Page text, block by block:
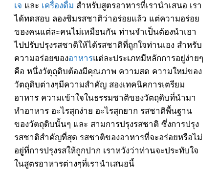
เจ และ เครื่องดื่ม สำหรับสูตรอาหารที่เรานำเสนอ เรา
ได้ทดสอบ ลองชิมรสชาติว่าอร่อยแล้ว แต่ความอร่อย
ของคนแต่ละคนไม่เหมือนกัน ท่านจำเป็นต้องนำเอา
ไปปรับปรุงรสชาติให้ได้รสชาติที่ถูกใจท่านเอง สำหรับ
ความอร่อยของอาหารแต่ละประเภทมีหลักการอยู่ง่ายๆ
คือ หนึ่งวัตุถุดิบต้องมีคุณภาพ ความสด ความใหม่ของ
วัตถุดิบต่างๆมีความสำคัญ สองเทคนิคการเตรียม
อาหาร ความเข้าใจในธรรมชาติของวัตถุดิบที่นำมา
ทำอาหาร อะไรสุกง่าย อะไรสุกยาก รสชาติพื้นฐาน
ของวัตถุดิบนั้นๆ และ สามการปรุงรสชาติ ซึ่งการปรุง
รสชาติสำคัญที่สุด รสชาติของอาหารที่จะอร่อยหรือไม่
อยูู่ที่การปรุงรสให้ถูกปาก เราหวังว่าท่านจะประทับใจ
ในสูตรอาหารต่างๆที่เรานำเสนอนี้